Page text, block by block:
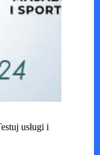
usługi i